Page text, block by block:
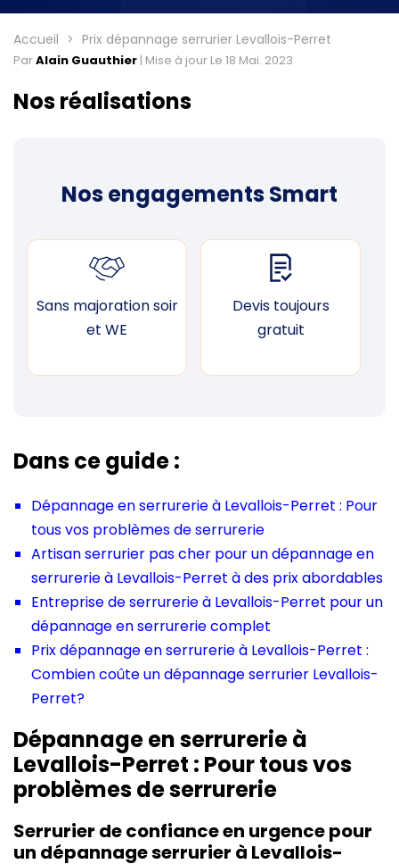
Accueil Prix dépannage serrurier Levallois-Perret
ParAlain Guauthier | Mise à jour Le 18 Mai. 2023
Nos réalisations
Nos engagements Smart
Sans majoration soir
et WE
Devis toujours
gratuit
Dans ce guide :
Dépannage en serrurerie à Levallois-Perret : Pour
tous vos problèmes de serrurerie
Artisan serrurier pas cher pour un dépannage en
serrurerie à Levallois-Perret à des prix abordables
Entreprise de serrurerie à Levallois-Perret pour un
dépannage en serrurerie complet
Prix dépannage en serrurerie à Levallois-Perret :
Combien coûte un dépannage serrurier Levallois-
Perret?
Dépannage en serrurerie à
Levallois-Perret : Pour tous vos
problèmes de serrurerie
Serrurier de confiance en urgence pour
un dépannage serrurier à Levallois-